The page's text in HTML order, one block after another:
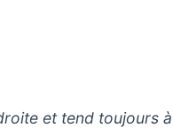
et tend toujours à